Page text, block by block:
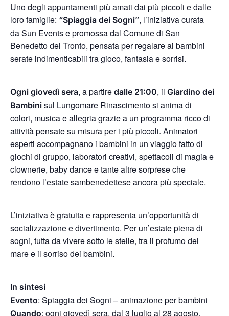
Uno degli appuntamenti più amati dai più piccoli e dalle
loro famiglie: “Spiaggia dei Sogni”, l’iniziativa curata
da Sun Events e promossa dal Comune di San
Benedetto del Tronto, pensata per regalare ai bambini
serate indimenticabili tra gioco, fantasia e sorrisi.
Ogni giovedì sera, a partire dalle 21:00, il Giardino dei
Bambini sul Lungomare Rinascimento si anima di
colori, musica e allegria grazie a un programma ricco di
attività pensate su misura per i più piccoli. Animatori
esperti accompagnano i bambini in un viaggio fatto di
giochi di gruppo, laboratori creativi, spettacoli di magia e
clownerie, baby dance e tante altre sorprese che
rendono l’estate sambenedettese ancora più speciale.
L’iniziativa è gratuita e rappresenta un’opportunità di
socializzazione e divertimento. Per un’estate piena di
sogni, tutta da vivere sotto le stelle, tra il profumo del
mare e il sorriso dei bambini.
In sintesi
Evento: Spiaggia dei Sogni – animazione per bambini
Quando: ogni giovedì sera, dal 3 luglio al 28 agosto,